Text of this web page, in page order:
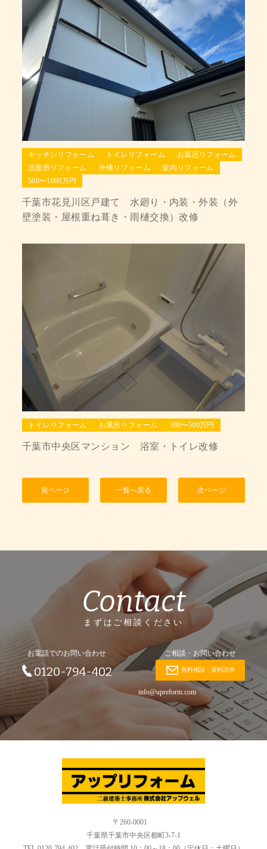
キッチンリフォーム トイレリフォーム
お風呂リフォーム
洗面所リフォーム
外構リフォーム
室内リフォーム
500〜1000万円
千葉市花見川区戸建て 水廻り・内装・外装（外
壁塗装・屋根重ね葺き・雨樋交換）改修
トイレリフォーム お風呂リフォーム 100〜500万円
千葉市中央区マンション 浴室・トイレ改修
前ページ 一覧へ戻る 次ページ
Contact
まずはご相談ください
お電話でのお問い合わせ
0120-794-402
ご相談・お問い合わせ
無料相談・資料請求
info@upreform.com
〒260-0001
千葉県千葉市中央区都町3-7-1